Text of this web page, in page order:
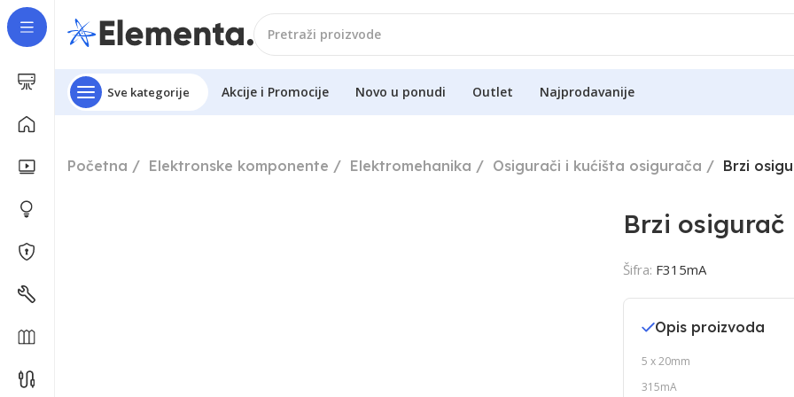
Sve kategorije Akcije i Promocije Novo u ponudi Outlet Najprodavanije
Početna Elektronske komponente Elektromehanika Osigurači i kućišta osigurača Brzi
Brzi osigurač
Šifra: F315mA
Opis proizvoda
5 x 20mm
315mA